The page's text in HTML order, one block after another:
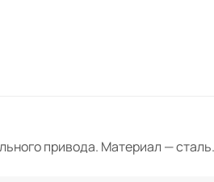
привода. Материал —